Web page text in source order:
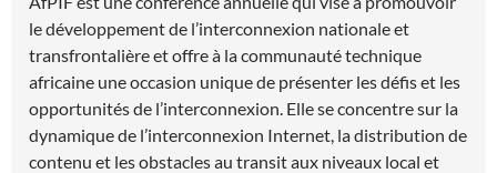
le développement de l’interconnexion nationale et
transfrontalière et offre à la communauté technique
africaine une occasion unique de présenter les défis et les
opportunités de l’interconnexion. Elle se concentre sur la
dynamique de l’interconnexion Internet, la distribution de
contenu et les obstacles au transit aux niveaux local et